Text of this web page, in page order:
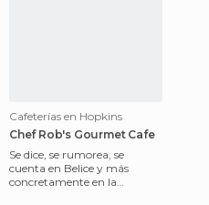
Cafeterías en Hopkins
Chef Rob's Gourmet Cafe
Se dice, se rumorea, se
cuenta en Belice y más
concretamente en la